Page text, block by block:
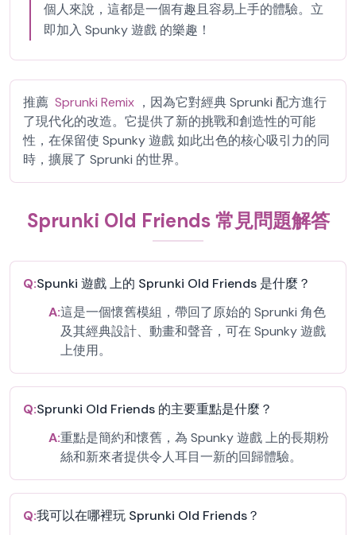
個人來說，這都是一個有趣且容易上手的體驗。立
即加入 Spunky 遊戲 的樂趣！
推薦 Sprunki Remix ，因為它對經典 Sprunki 配方進行
了現代化的改造。它提供了新的挑戰和創造性的可能
性，在保留使 Spunky 遊戲 如此出色的核心吸引力的同
時，擴展了 Sprunki 的世界。
Sprunki Old Friends 常見問題解答
Q:Spunki 遊戲 上的 Sprunki Old Friends 是什麼？
A:這是一個懷舊模組，帶回了原始的 Sprunki 角色
及其經典設計、動畫和聲音，可在 Spunky 遊戲
上使用。
Q:Sprunki Old Friends 的主要重點是什麼？
A:重點是簡約和懷舊，為 Spunky 遊戲 上的長期粉
絲和新來者提供令人耳目一新的回歸體驗。
Q:我可以在哪裡玩 Sprunki Old Friends？